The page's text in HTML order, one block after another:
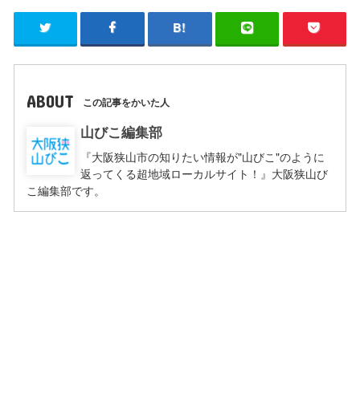
ABOUT この記事をかいた人
山びこ編集部
『大阪狭山市の知りたい情報が"山びこ"のように
返ってくる超地域ローカルサイト！』大阪狭山び
こ編集部です。